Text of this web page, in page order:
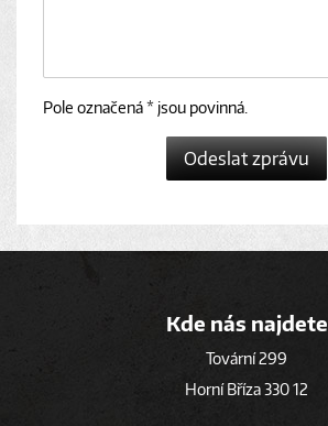
Pole označená * jsou povinná.
Odeslat zprávu
Kde nás najdete
Tovární 299
Horní Bříza 330 12